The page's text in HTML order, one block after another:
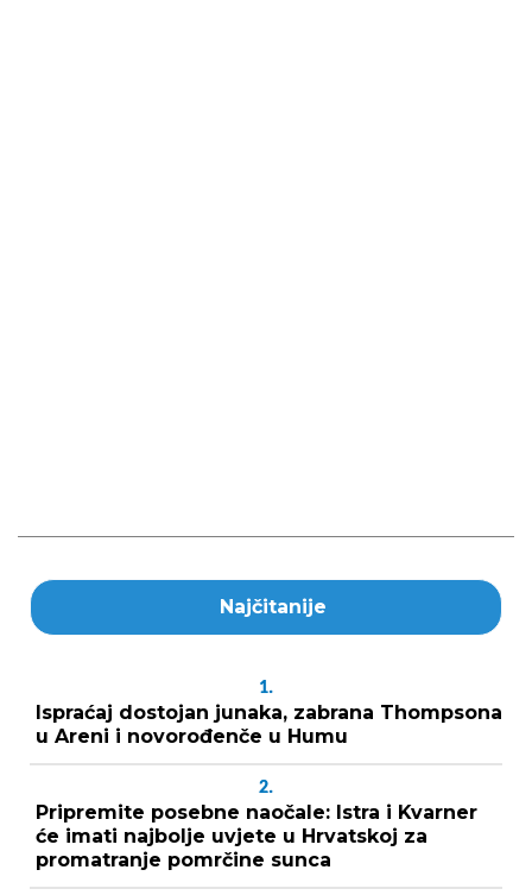
Najčitanije
1.
Ispraćaj dostojan junaka, zabrana Thompsona
u Areni i novorođenče u Humu
2.
Pripremite posebne naočale: Istra i Kvarner
će imati najbolje uvjete u Hrvatskoj za
promatranje pomrčine sunca